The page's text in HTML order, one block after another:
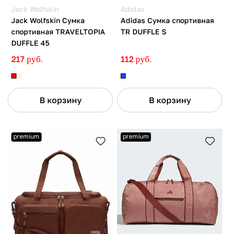
Jack Wolfskin
Jack Wolfskin Сумка
спортивная TRAVELTOPIA
DUFFLE 45
217 руб.
В корзину
Adidas
Adidas Сумка спортивная
TR DUFFLE S
112 руб.
В корзину
premium premium